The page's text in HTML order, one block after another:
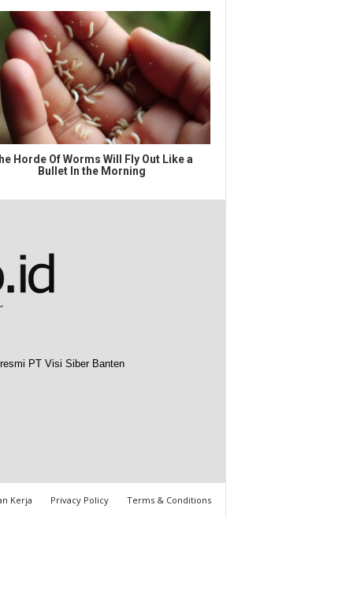
Horde Of Worms Will Fly Out Like a
Bullet In the Morning
PT Visi Siber Banten
Kerja Privacy Policy Terms & Conditions